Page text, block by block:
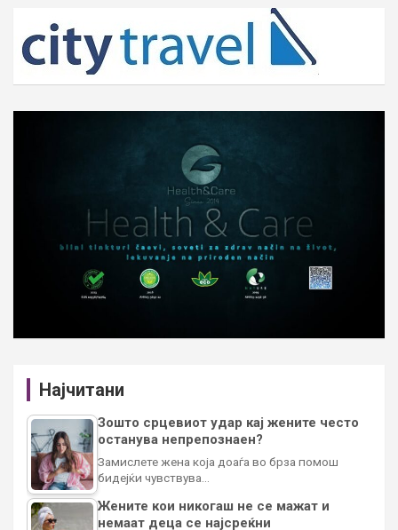
h
Најчитани
Зошто срцевиот удар кај жените често
останува непрепознаен?
Замислете жена која доаѓа во брза помош
бидејќи чувствува…
Жените кои никогаш не се мажат и
немаат деца се најсреќни